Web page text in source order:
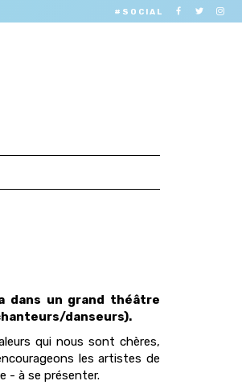
#SOCIAL
dans un grand théâtre
danseurs).
qui nous sont chères,
les artistes de
- à se présenter.